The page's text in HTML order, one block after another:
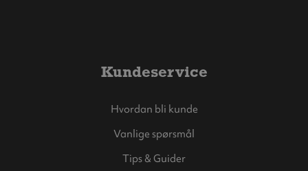
Kundeservice
Hvordan bli kunde
Vanlige spørsmål
Tips & Guider